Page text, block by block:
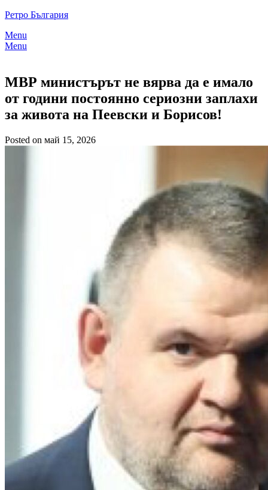
Skip
content
Ретро България
Menu
Menu
МВР министърът не вярва да е имало
от години постоянно сериозни заплахи
за живота на Пеевски и Борисов!
Posted on май 15, 2026